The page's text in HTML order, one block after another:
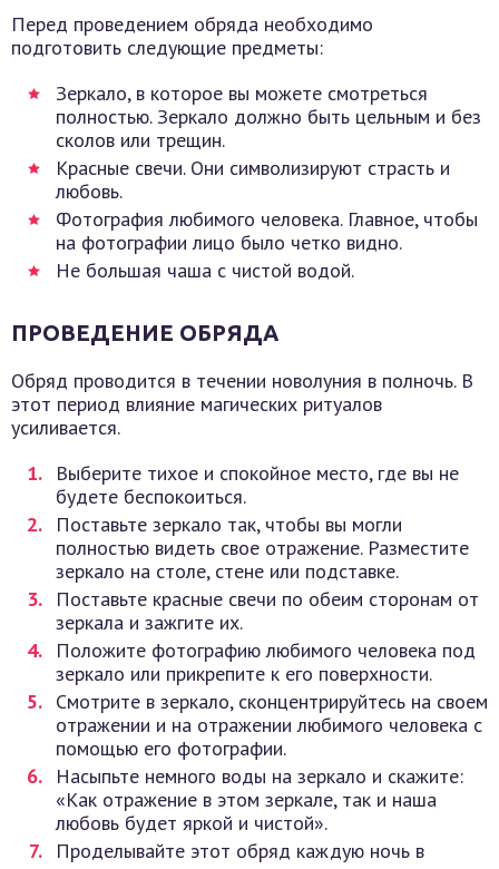
Перед проведением обряда необходимо
подготовить следующие предметы:
Зеркало, в которое вы можете смотреться
полностью. Зеркало должно быть цельным и без
сколов или трещин.
Красные свечи. Они символизируют страсть и
любовь.
Фотография любимого человека. Главное, чтобы
на фотографии лицо было четко видно.
Не большая чаша с чистой водой.
ПРОВЕДЕНИЕ ОБРЯДА
Обряд проводится в течении новолуния в полночь. В
этот период влияние магических ритуалов
усиливается.
Выберите тихое и спокойное место, где вы не
будете беспокоиться.
Поставьте зеркало так, чтобы вы могли
полностью видеть свое отражение. Разместите
зеркало на столе, стене или подставке.
Поставьте красные свечи по обеим сторонам от
зеркала и зажгите их.
Положите фотографию любимого человека под
зеркало или прикрепите к его поверхности.
Смотрите в зеркало, сконцентрируйтесь на своем
отражении и на отражении любимого человека с
помощью его фотографии.
Насыпьте немного воды на зеркало и скажите:
«Как отражение в этом зеркале, так и наша
любовь будет яркой и чистой».
Проделывайте этот обряд каждую ночь в